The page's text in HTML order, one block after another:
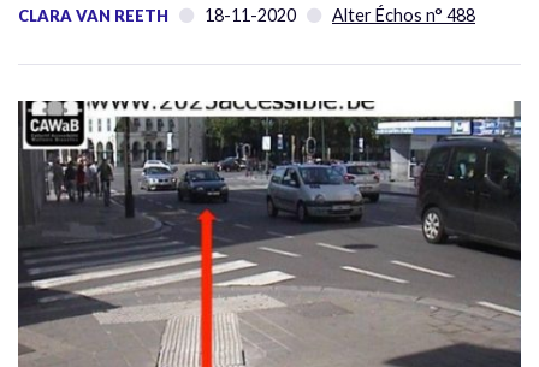
CLARA VAN REETH 18-11-2020 Alter Échos n° 488